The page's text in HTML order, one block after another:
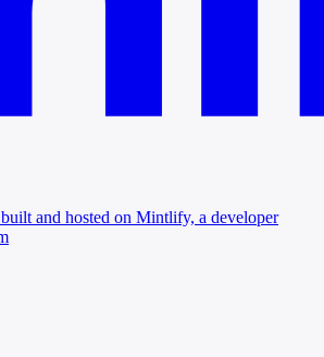
and hosted on Mintlify, a developer